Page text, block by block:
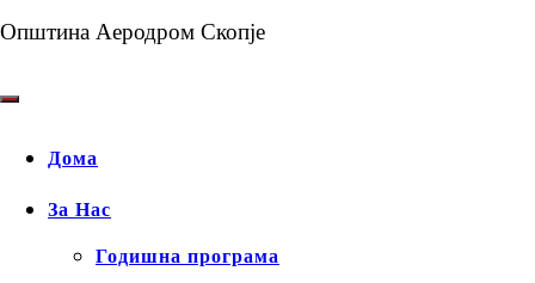
Општина Аеродром Скопје
Дома
За Нас
Годишна програма